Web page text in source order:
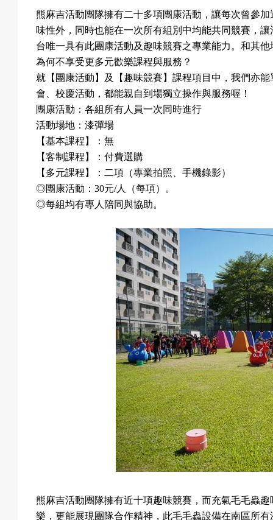
熊麻吉活動團隊擁有二十多項團康活動，讓每次曾參
味性外，同時也能在一次所有組別中均能共同競賽，
台唯一具有此團康活動及趣味競賽之專業能力。和其
為何不享受更多元歡樂課程與服務？
就【團康活動】及【趣味競賽】課程項目中，我們亦
會、校慶活動，都能親自到場獨立操作與服務喔！
團康活動：各組所有人員一次同時進行
活動場地：漆彈場
【基本課程】：無
【客制課程】：付費選購
【多元課程】：二項（專業拍照、手機錄影）
◎團康活動：30元/人（每項）。
◎每組均有專人陪同與協助。
熊麻吉活動團隊擁有近十項趣味競賽，而充氣毛毛蟲
樂，更能展現團隊合作精神，此毛毛蟲設備在南區所